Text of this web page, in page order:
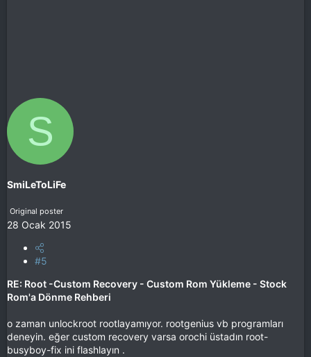
S
SmiLeToLiFe
Original poster
28 Ocak 2015
#5
RE: Root -Custom Recovery - Custom Rom Yükleme - Stock
Rom'a Dönme Rehberi
o zaman unlockroot rootlayamıyor. rootgenius vb programları
deneyin. eğer custom recovery varsa orochi üstadın root-
busyboy-fix ini flashlayın .